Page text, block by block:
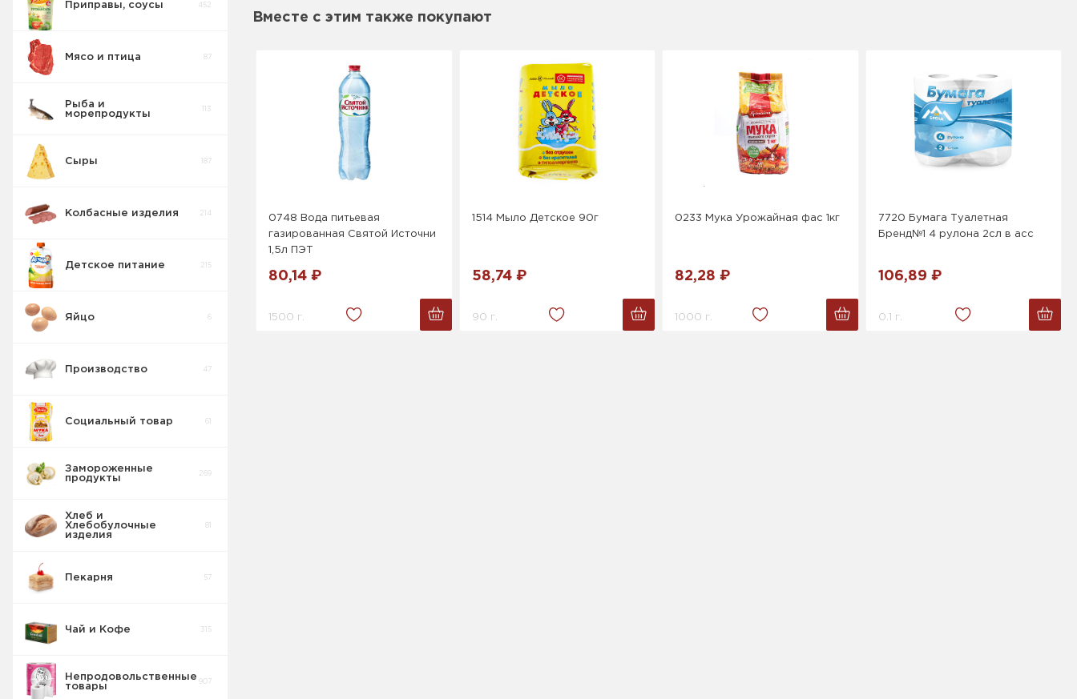
Приправы, соусы 452
Мясо и птица 87
Рыба и
морепродукты
113
Сыры 187
Колбасные изделия 214
Детское питание 215
Яйцо 6
Производство 47
Социальный товар 61
Замороженные
продукты
269
Мороженое
Крабовые
палочки
Хлеб и
Хлебобулочные
изделия
81
Пекарня 57
Чай и Кофе 315
Непродовольственные
товары
907
Вместе с этим также покупают
0748 Вода питьевая
газированная Святой Источни
1,5л ПЭТ
80,14 ₽
1500 г.
1514 Мыло Детское 90г
58,74 ₽
90 г.
0233 Мука Урожайная фас 1кг
82,28 ₽
1000 г.
7720 Бумага Туалетная
Бренд№1 4 рулона 2сл в асс
106,89 ₽
0.1 г.